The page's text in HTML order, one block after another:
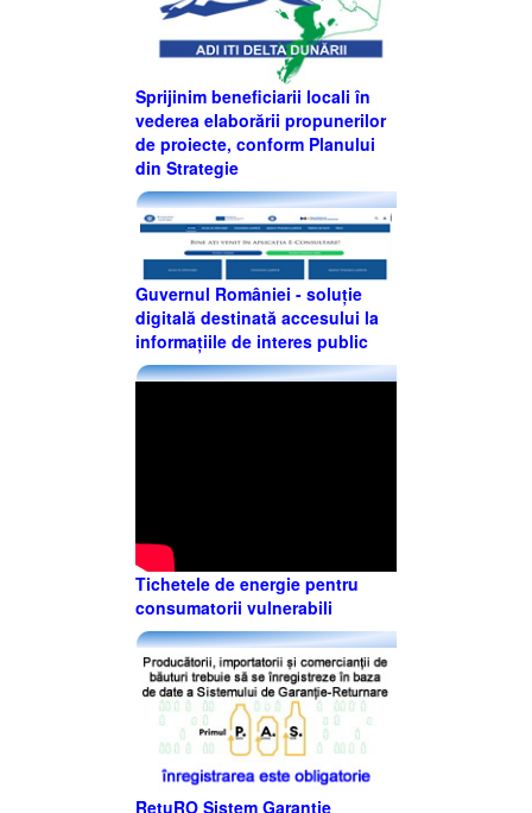
Sprijinim beneficiarii locali în
vederea elaborării propunerilor
de proiecte, conform Planului
din Strategie
Guvernul României - soluție
digitală destinată accesului la
informațiile de interes public
Tichetele de energie pentru
consumatorii vulnerabili
RetuRO Sistem Garanție